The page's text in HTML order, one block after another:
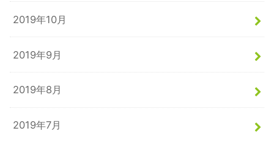
2019年10月
2019年9月
2019年8月
2019年7月